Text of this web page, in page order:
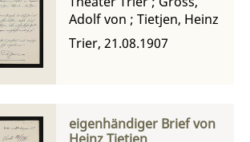
Adolf von ; Tietjen, Heinz
Trier, 21.08.1907
eigenhändiger Brief von